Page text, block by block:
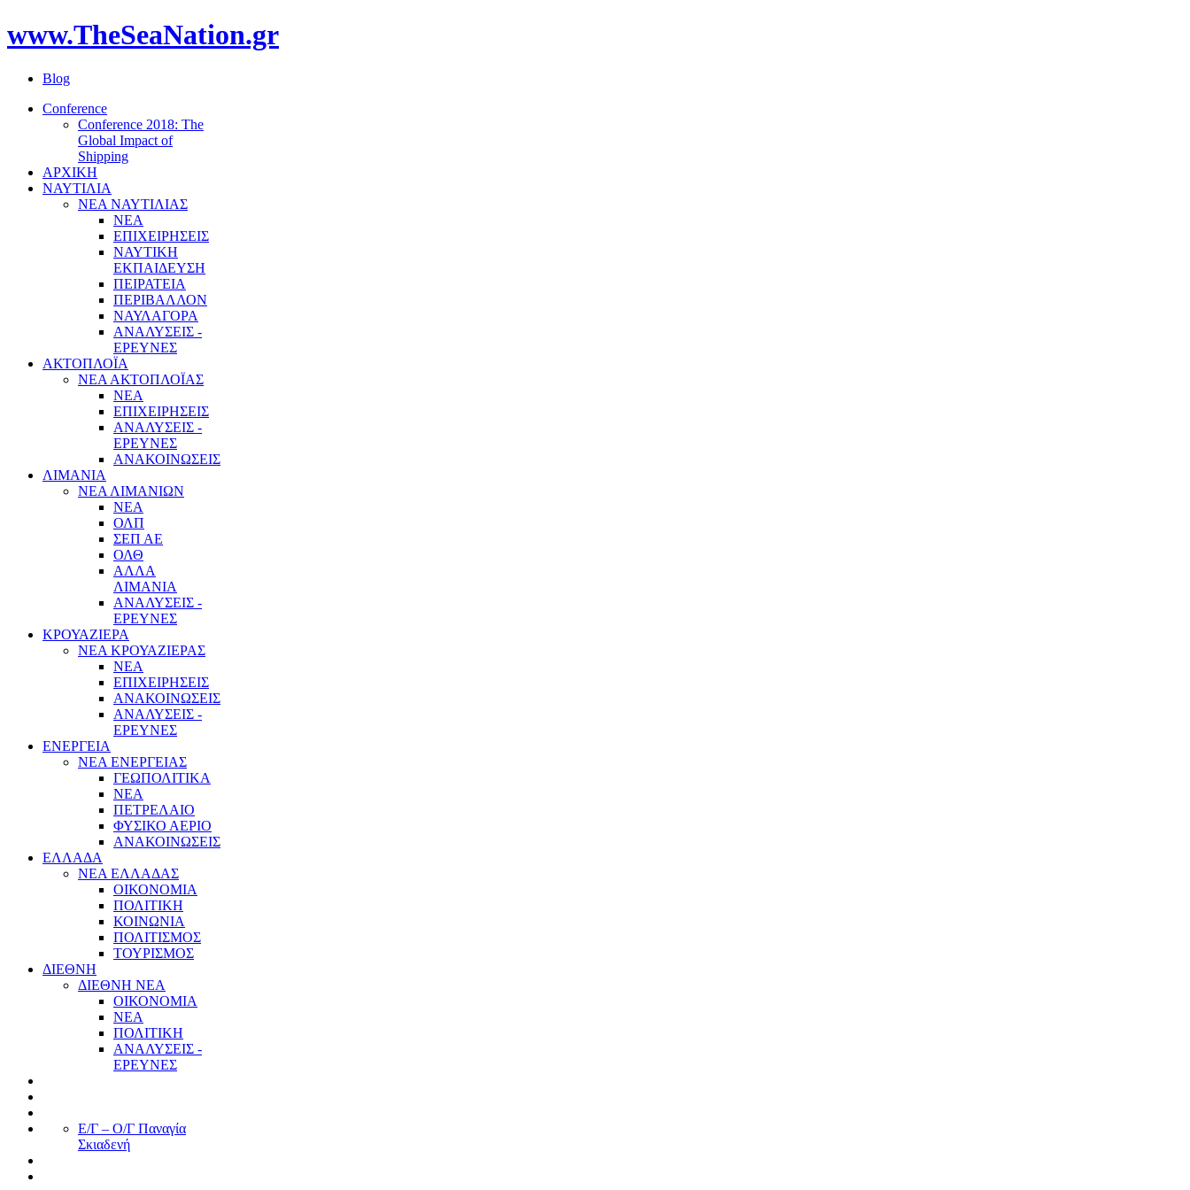
www.TheSeaNation.gr
Blog
Conference
Conference 2018: The
Global Impact of
Shipping
ΑΡΧΙΚΗ
ΝΑΥΤΙΛΙΑ
ΝΕΑ ΝΑΥΤΙΛΙΑΣ
ΝΕΑ
ΕΠΙΧΕΙΡΗΣΕΙΣ
ΝΑΥΤΙΚΗ
ΕΚΠΑΙΔΕΥΣΗ
ΠΕΙΡΑΤΕΙΑ
ΠΕΡΙΒΑΛΛΟΝ
ΝΑΥΛΑΓΟΡΑ
ΑΝΑΛΥΣΕΙΣ -
ΕΡΕΥΝΕΣ
ΑΚΤΟΠΛΟΪΑ
ΝΕΑ ΑΚΤΟΠΛΟΪΑΣ
ΝΕΑ
ΕΠΙΧΕΙΡΗΣΕΙΣ
ΑΝΑΛΥΣΕΙΣ -
ΕΡΕΥΝΕΣ
ΑΝΑΚΟΙΝΩΣΕΙΣ
ΛΙΜΑΝΙΑ
ΝΕΑ ΛΙΜΑΝΙΩΝ
ΝΕΑ
ΟΛΠ
ΣΕΠ ΑΕ
ΟΛΘ
ΑΛΛΑ
ΛΙΜΑΝΙΑ
ΑΝΑΛΥΣΕΙΣ -
ΕΡΕΥΝΕΣ
ΚΡΟΥΑΖΙΕΡΑ
ΝΕΑ ΚΡΟΥΑΖΙΕΡΑΣ
NEA
ΕΠΙΧΕΙΡΗΣΕΙΣ
ΑΝΑΚΟΙΝΩΣΕΙΣ
ΑΝΑΛΥΣΕΙΣ -
ΕΡΕΥΝΕΣ
ΕΝΕΡΓΕΙΑ
ΝΕΑ ΕΝΕΡΓΕΙΑΣ
ΓΕΩΠΟΛΙΤΙΚΑ
ΝΕΑ
ΠΕΤΡΕΛΑΙΟ
ΦΥΣΙΚΟ ΑΕΡΙΟ
ΑΝΑΚΟΙΝΩΣΕΙΣ
ΕΛΛΑΔΑ
ΝΕΑ ΕΛΛΑΔΑΣ
ΟΙΚΟΝΟΜΙΑ
ΠΟΛΙΤΙΚΗ
ΚΟΙΝΩΝΙΑ
ΠΟΛΙΤΙΣΜΟΣ
ΤΟΥΡΙΣΜΟΣ
ΔΙΕΘΝΗ
ΔΙΕΘΝΗ ΝΕΑ
ΟΙΚΟΝΟΜΙΑ
ΝΕΑ
ΠΟΛΙΤΙΚΗ
ΑΝΑΛΥΣΕΙΣ -
ΕΡΕΥΝΕΣ
Ε/Γ – Ο/Γ Παναγία
Σκιαδενή